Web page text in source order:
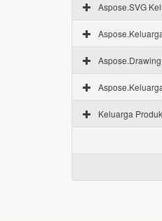
Aspose.SVG
Keluarga